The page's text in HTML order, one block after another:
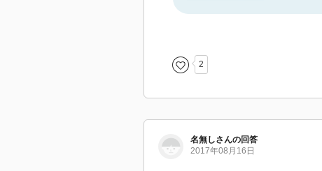
2
名無しさんの回答
2017年08月16日